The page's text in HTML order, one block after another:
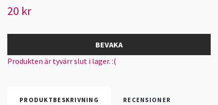
20 kr
BEVAKA
Produkten är tyvärr slut i lager. :(
PRODUKTBESKRIVNING RECENSIONER